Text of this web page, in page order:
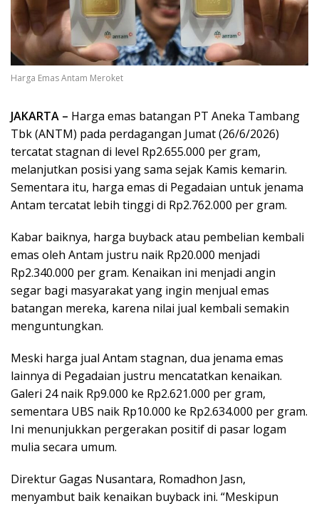
Harga Emas Antam Meroket
JAKARTA – Harga emas batangan PT Aneka Tambang
Tbk (ANTM) pada perdagangan Jumat (26/6/2026)
tercatat stagnan di level Rp2.655.000 per gram,
melanjutkan posisi yang sama sejak Kamis kemarin.
Sementara itu, harga emas di Pegadaian untuk jenama
Antam tercatat lebih tinggi di Rp2.762.000 per gram.
Kabar baiknya, harga buyback atau pembelian kembali
emas oleh Antam justru naik Rp20.000 menjadi
Rp2.340.000 per gram. Kenaikan ini menjadi angin
segar bagi masyarakat yang ingin menjual emas
batangan mereka, karena nilai jual kembali semakin
menguntungkan.
Meski harga jual Antam stagnan, dua jenama emas
lainnya di Pegadaian justru mencatatkan kenaikan.
Galeri 24 naik Rp9.000 ke Rp2.621.000 per gram,
sementara UBS naik Rp10.000 ke Rp2.634.000 per gram.
Ini menunjukkan pergerakan positif di pasar logam
mulia secara umum.
Direktur Gagas Nusantara, Romadhon Jasn,
menyambut baik kenaikan buyback ini. “Meskipun